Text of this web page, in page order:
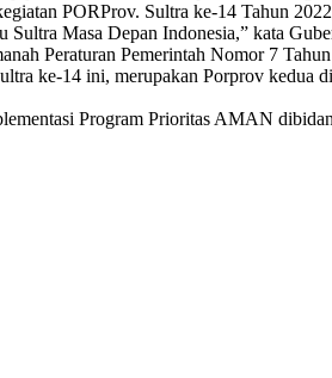
PORProv. Sultra ke-14 Tahun
Masa Depan Indonesia,” kata
Peraturan Pemerintah Nomor 7
ke-14 ini, merupakan Porprov kedua
Program Prioritas AMAN